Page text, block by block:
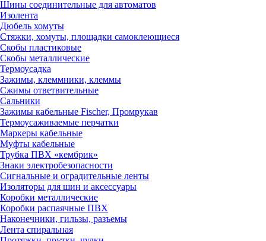
Шины соединительные для автоматов
Изолента
Дюбель хомуты
Стяжки, хомуты, площадки самоклеющиеся
Скобы пластиковые
Скобы металлические
Термоусадка
Зажимы, клеммники, клеммы
Сжимы ответвительные
Сальники
Зажимы кабельные Fischer, Промрукав
Термоусаживаемые перчатки
Маркеры кабельные
Муфты кабельные
Трубка ПВХ «кембрик»
Знаки электробезопасности
Сигнальные и оградительные ленты
Изоляторы для шин и аксессуары
Коробки металлические
Коробки распаячные ПВХ
Наконечники, гильзы, разъемы
Лента спиральная